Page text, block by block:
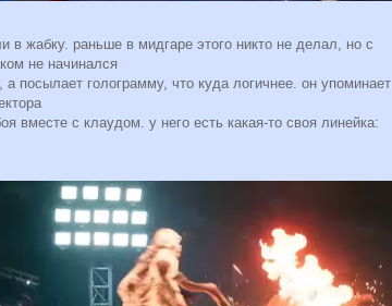
в жабку. раньше в мидгаре этого никто не делал, но с
не начинался
посылает голограмму, что куда логичнее. он упоминает
вместе с клаудом. у него есть какая-то своя линейка: